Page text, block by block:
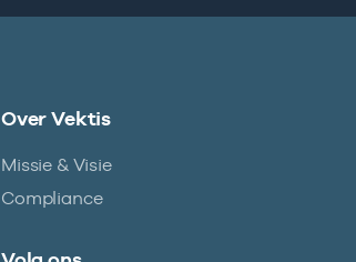
Over Vektis
Missie & Visie
Compliance